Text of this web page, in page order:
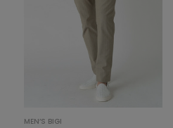
MEN’S BIGI